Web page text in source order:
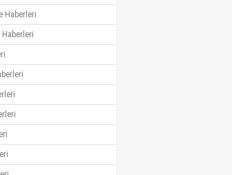
Haberleri
Haberleri